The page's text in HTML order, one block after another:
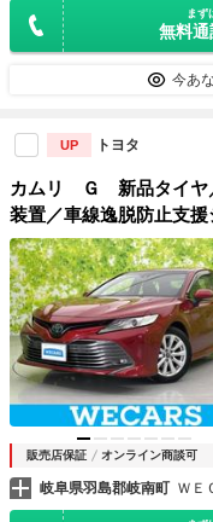
まず
無料
今あ
UP トヨタ
カムリ Ｇ 新品タイヤ
装置／車線逸脱防止支
／ヘッドランプ ＬＥＤ
アイドリングストップ／
販売店保証 オンライン商談可
岐阜県羽島郡岐南町 ＷＥ